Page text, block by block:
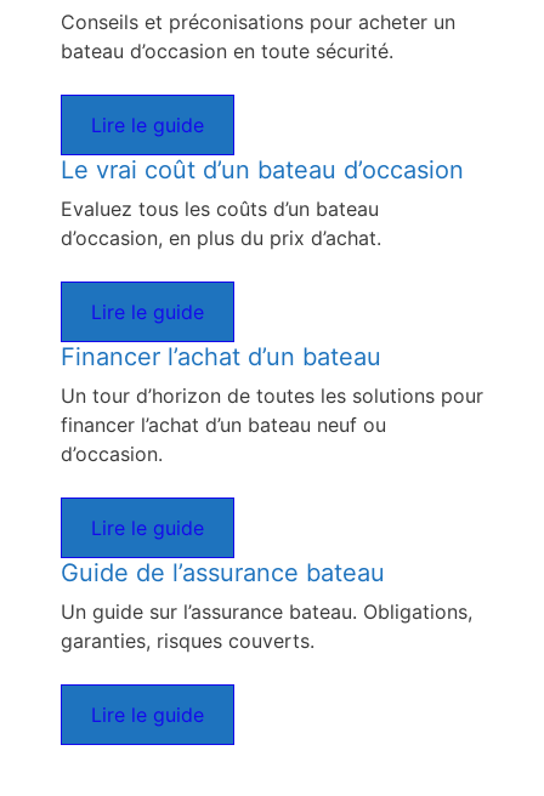
Conseils et préconisations pour acheter un
bateau d’occasion en toute sécurité.
Lire le guide
Le vrai coût d’un bateau d’occasion
Evaluez tous les coûts d’un bateau
d’occasion, en plus du prix d’achat.
Lire le guide
Financer l’achat d’un bateau
Un tour d’horizon de toutes les solutions pour
financer l’achat d’un bateau neuf ou
d’occasion.
Lire le guide
Guide de l’assurance bateau
Un guide sur l’assurance bateau. Obligations,
garanties, risques couverts.
Lire le guide